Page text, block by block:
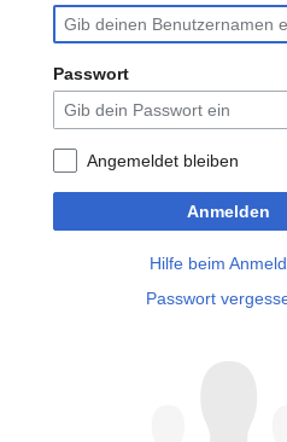
Passwort
Angemeldet bleiben
Anmelden
Hilfe beim
Passwort